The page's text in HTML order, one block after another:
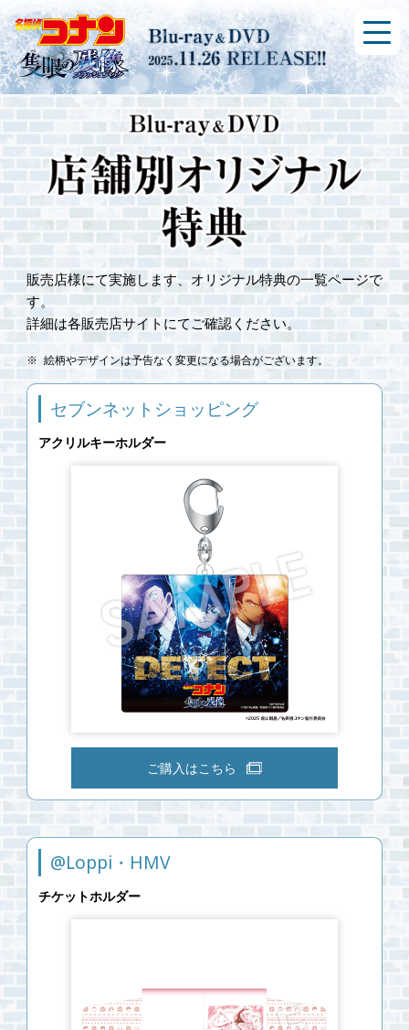
販売店様にて実施します、オリジナル特典の一覧ページで
す。
詳細は各販売店サイトにてご確認ください。
絵柄やデザインは予告なく変更になる場合がございます。
セブンネットショッピング
アクリルキーホルダー
ご購入はこちら
@Loppi・HMV
チケットホルダー